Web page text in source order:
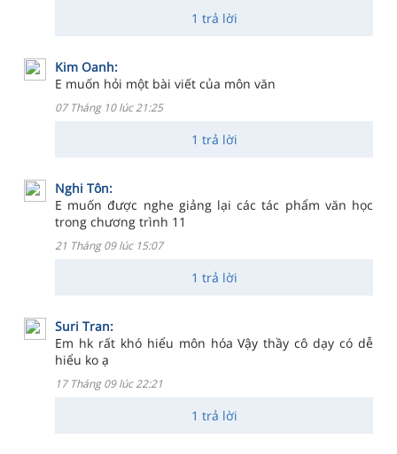
1 trả lời
Kim Oanh:
E muốn hỏi một bài viết của môn văn
07 Tháng 10 lúc 21:25
1 trả lời
Nghi Tôn:
E muốn được nghe giảng lại các tác phẩm văn học
trong chương trình 11
21 Tháng 09 lúc 15:07
1 trả lời
Suri Tran:
Em hk rất khó hiểu môn hóa Vậy thầy cô dạy có dễ
hiểu ko ạ
17 Tháng 09 lúc 22:21
1 trả lời